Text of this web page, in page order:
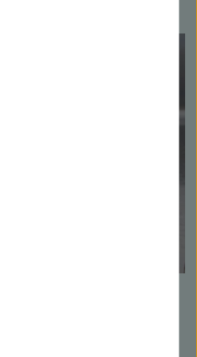
Seenforschung des
(UFZ)
durch Algen zu